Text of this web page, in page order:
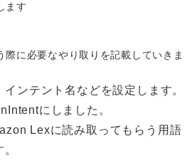
ます
際に必要なやり取りを記載していきま
ンテント名などを設定します。
にしました。
Lexに読み取ってもらう用語